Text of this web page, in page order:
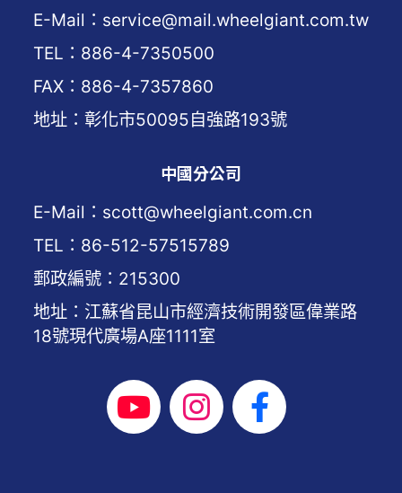
E-Mail：service@mail.wheelgiant.com.tw
TEL：886-4-7350500
FAX：886-4-7357860
地址：彰化市50095自強路193號
中國分公司
E-Mail：scott@wheelgiant.com.cn
TEL：86-512-57515789
郵政編號：215300
地址：江蘇省昆山市經濟技術開發區偉業路
18號現代廣場A座1111室